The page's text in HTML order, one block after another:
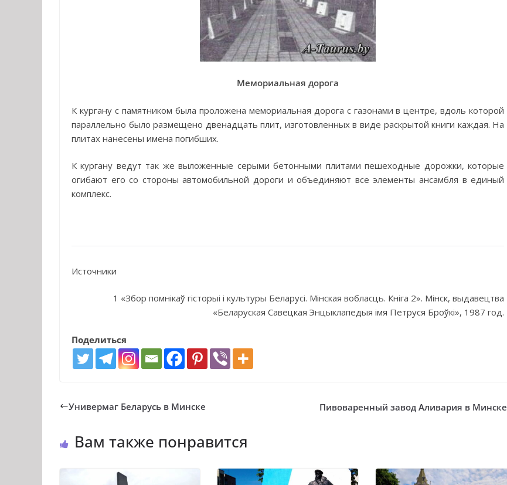
Мемориальная дорога
К кургану с памятником была проложена мемориальная дорога с газонами в центре, вдоль которой
параллельно было размещено двенадцать плит, изготовленных в виде раскрытой книги каждая. На
плитах нанесены имена погибших.
К кургану ведут так же выложенные серыми бетонными плитами пешеходные дорожки, которые
огибают его со стороны автомобильной дороги и объединяют все элементы ансамбля в единый
комплекс.
Источники
1 «Збор помнiкаў гiсторыi i культуры Беларусі. Мінская вобласць. Кніга 2». Мінск, выдавецтва
«Беларуская Савецкая Энцыклапедыя імя Петруся Броўкі», 1987 год.
Поделиться
Универмаг Беларусь в Минске Пивоваренный завод Аливария в Минске
Вам также понравится